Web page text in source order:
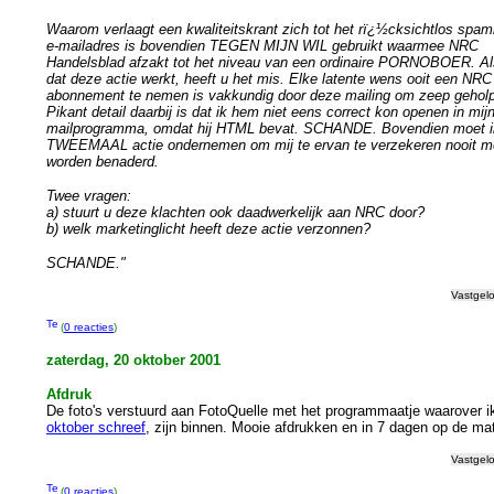
Waarom verlaagt een kwaliteitskrant zich tot het rï¿½cksichtlos
e-mailadres is bovendien TEGEN MIJN WIL gebruikt waarmee NRC
Handelsblad afzakt tot het niveau van een ordinaire PORNOBOER.
dat deze actie werkt, heeft u het mis. Elke latente wens ooit een NRC
abonnement te nemen is vakkundig door deze mailing om zeep
Pikant detail daarbij is dat ik hem niet eens correct kon openen in mijn
mailprogramma, omdat hij HTML bevat. SCHANDE. Bovendien moet
TWEEMAAL actie ondernemen om mij te ervan te verzekeren nooit
worden benaderd.
Twee vragen:
a) stuurt u deze klachten ook daadwerkelijk aan NRC door?
b) welk marketinglicht heeft deze actie verzonnen?
SCHANDE."
(0 reacties)
zaterdag, 20 oktober 2001
Afdruk
De foto's verstuurd aan FotoQuelle met het programmaatje waarover
oktober schreef, zijn binnen. Mooie afdrukken en in 7 dagen op de
(0 reacties)